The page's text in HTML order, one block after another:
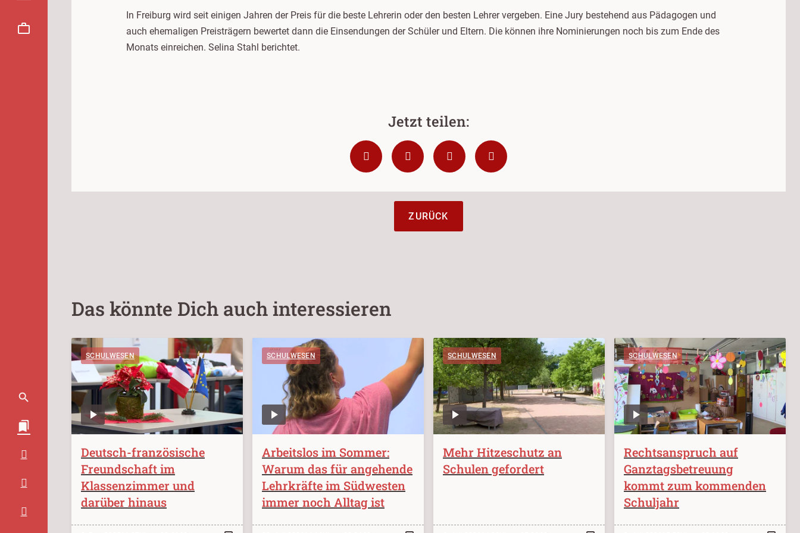
In Freiburg wird seit einigen Jahren der Preis für die beste Lehrerin oder den besten Lehrer vergeben. Eine Jury bestehend aus Pädagogen und
auch ehemaligen Preisträgern bewertet dann die Einsendungen der Schüler und Eltern. Die können ihre Nominierungen noch bis zum Ende des
Monats einreichen. Selina Stahl berichtet.
ZURÜCK
Das könnte Dich auch interessieren
SCHULWESEN
Deutsch-französische
Freundschaft im
Klassenzimmer und
darüber hinaus
SCHULWESEN
Arbeitslos im Sommer:
Warum das für angehende
Lehrkräfte im Südwesten
immer noch Alltag ist
SCHULWESEN
Mehr Hitzeschutz an
Schulen gefordert
SCHULWESEN
Rechtsanspruch auf
Ganztagsbetreuung
kommt zum kommenden
Schuljahr